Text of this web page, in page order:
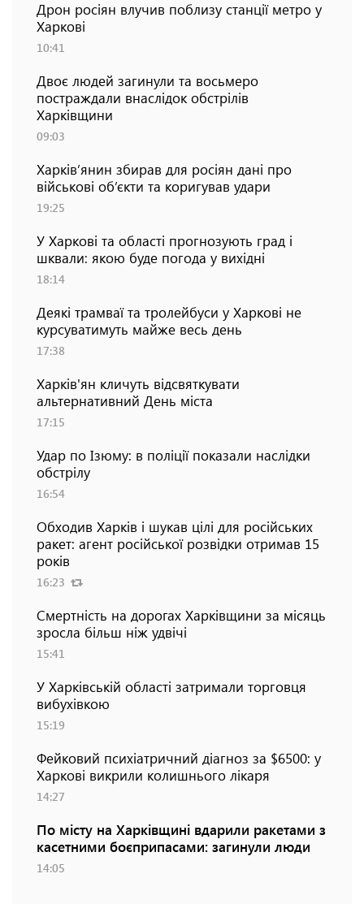
Дрон росіян влучив поблизу станції метро у
Харкові
10:41
Двоє людей загинули та восьмеро
постраждали внаслідок обстрілів
Харківщини
09:03
Харків’янин збирав для росіян дані про
військові об’єкти та коригував удари
19:25
У Харкові та області прогнозують град і
шквали: якою буде погода у вихідні
18:14
Деякі трамваї та тролейбуси у Харкові не
курсуватимуть майже весь день
17:38
Харків'ян кличуть відсвяткувати
альтернативний День міста
17:15
Удар по Ізюму: в поліції показали наслідки
обстрілу
16:54
Обходив Харків і шукав цілі для російських
ракет: агент російської розвідки отримав 15
років
16:23
Смертність на дорогах Харківщини за місяць
зросла більш ніж удвічі
15:41
У Харківській області затримали торговця
вибухівкою
15:19
Фейковий психіатричний діагноз за $6500: у
Харкові викрили колишнього лікаря
14:27
По місту на Харківщині вдарили ракетами з
касетними боєприпасами: загинули люди
14:05